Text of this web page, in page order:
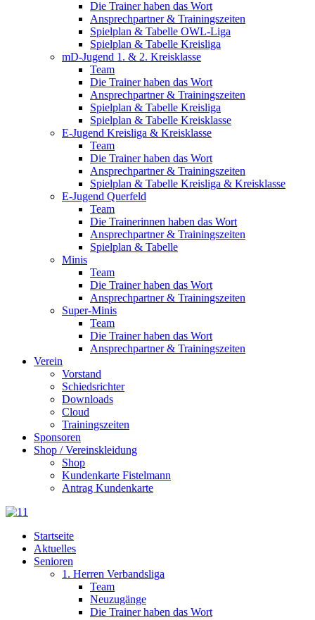
Die Trainer haben das Wort
Ansprechpartner & Trainingszeiten
Spielplan & Tabelle OWL-Liga
Spielplan & Tabelle Kreisliga
mD-Jugend 1. & 2. Kreisklasse
Team
Die Trainer haben das Wort
Ansprechpartner & Trainingszeiten
Spielplan & Tabelle Kreisliga
Spielplan & Tabelle Kreisklasse
E-Jugend Kreisliga & Kreisklasse
Team
Die Trainer haben das Wort
Ansprechpartner & Trainingszeiten
Spielplan & Tabelle Kreisliga & Kreisklasse
E-Jugend Querfeld
Team
Die Trainerinnen haben das Wort
Ansprechpartner & Trainingszeiten
Spielplan & Tabelle
Minis
Team
Die Trainer haben das Wort
Ansprechpartner & Trainingszeiten
Super-Minis
Team
Die Trainer haben das Wort
Ansprechpartner & Trainingszeiten
Verein
Vorstand
Schiedsrichter
Downloads
Cloud
Trainingszeiten
Sponsoren
Shop / Vereinskleidung
Shop
Kundenkarte Fistelmann
Antrag Kundenkarte
Startseite
Aktuelles
Senioren
1. Herren Verbandsliga
Team
Neuzugänge
Die Trainer haben das Wort